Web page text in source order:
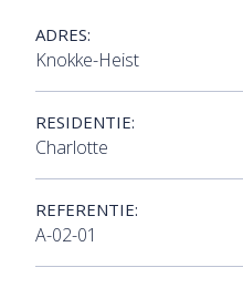
ADRES:
Knokke-Heist
RESIDENTIE:
Charlotte
REFERENTIE:
A-02-01